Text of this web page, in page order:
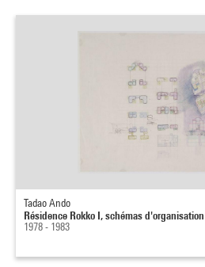
Tadao Ando
Résidence Rokko I, schémas
1978 - 1983